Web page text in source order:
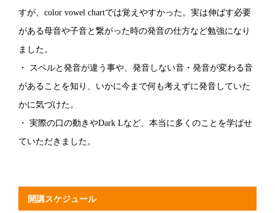
すが、color vowel chartでは覚えやすかった。実は伸ばす必要
がある母音や子音と繋がった時の発音の仕方など勉強になり
ました。
・ スペルと発音が違う事や、発音しない音・発音が変わる音
があることを知り、いかに今まで何も考えずに発音していた
かに気づけた。
・ 実際の口の動きやDark Lなど、本当に多くのことを学ばせ
ていただきました。
開講スケジュール